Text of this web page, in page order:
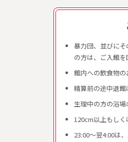
暴力団、並びに
の方は、ご入館を
館内への飲食物の
精算前の途中退館
生理中の方の浴場
120cm以上もしく
23:00～翌4:00は